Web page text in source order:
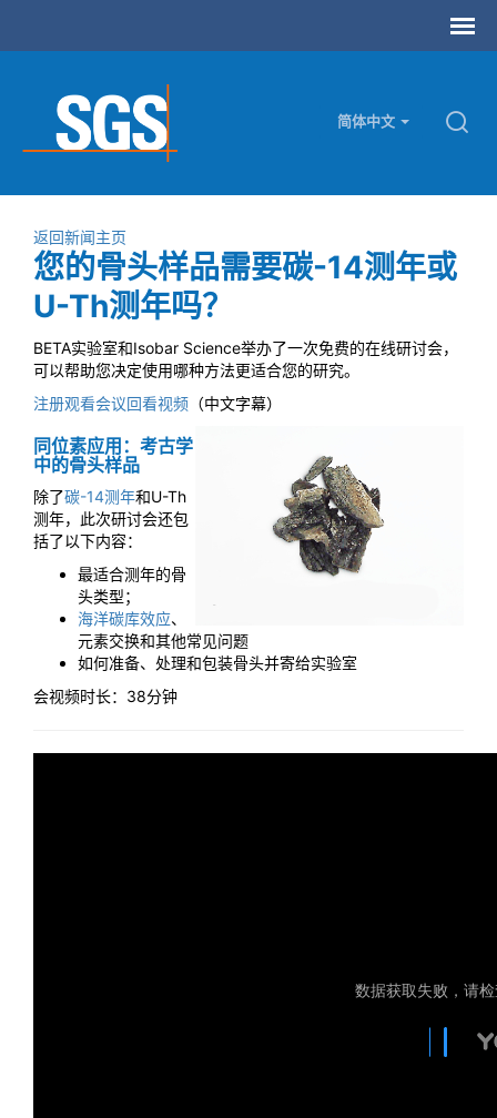
简体中文
返回新闻主页
您的骨头样品需要碳-14测年或
U-Th测年吗？
BETA实验室和Isobar Science举办了一次免费的在线研讨会，
可以帮助您决定使用哪种方法更适合您的研究。
注册观看会议回看视频 （中文字幕）
同位素应用：考古学
中的骨头样品
除了碳-14测年和U-Th
测年，此次研讨会还包
括了以下内容：
最适合测年的骨
头类型；
海洋碳库效应、
元素交换和其他常见问题
如何准备、处理和包装骨头并寄给实验室
会视频时长：38分钟